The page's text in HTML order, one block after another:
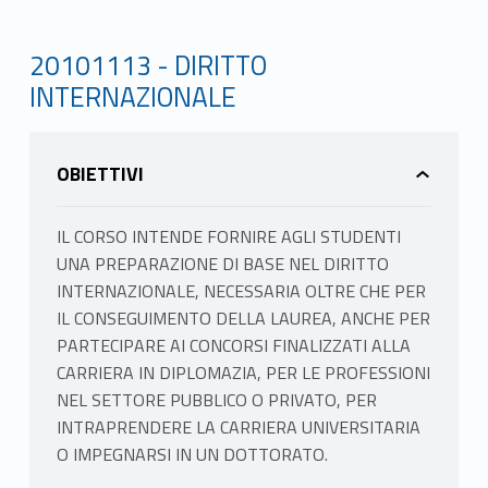
20101113 - DIRITTO
INTERNAZIONALE
OBIETTIVI
IL CORSO INTENDE FORNIRE AGLI STUDENTI
UNA PREPARAZIONE DI BASE NEL DIRITTO
INTERNAZIONALE, NECESSARIA OLTRE CHE PER
IL CONSEGUIMENTO DELLA LAUREA, ANCHE PER
PARTECIPARE AI CONCORSI FINALIZZATI ALLA
CARRIERA IN DIPLOMAZIA, PER LE PROFESSIONI
NEL SETTORE PUBBLICO O PRIVATO, PER
INTRAPRENDERE LA CARRIERA UNIVERSITARIA
O IMPEGNARSI IN UN DOTTORATO.